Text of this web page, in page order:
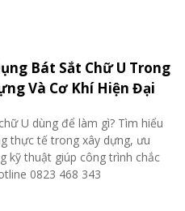
Bát Sắt Chữ U Trong
Và Cơ Khí Hiện Đại
U dùng để làm gì? Tìm hiểu
thực tế trong xây dựng, ưu
kỹ thuật giúp công trình chắc
0823 468 343